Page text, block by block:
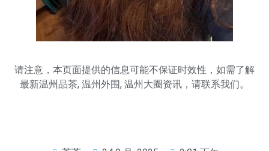
请注意，本页面提供的信息可能不保证时效性，如需了解
最新温州品茶, 温州外围, 温州大圈资讯，请联系我们。